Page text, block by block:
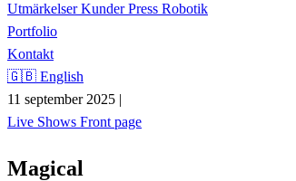
UtmärkelserKunderPress Robotik
Portfolio
Kontakt
🇬🇧 English
11 september 2025 |
Live Shows Front page
Magical